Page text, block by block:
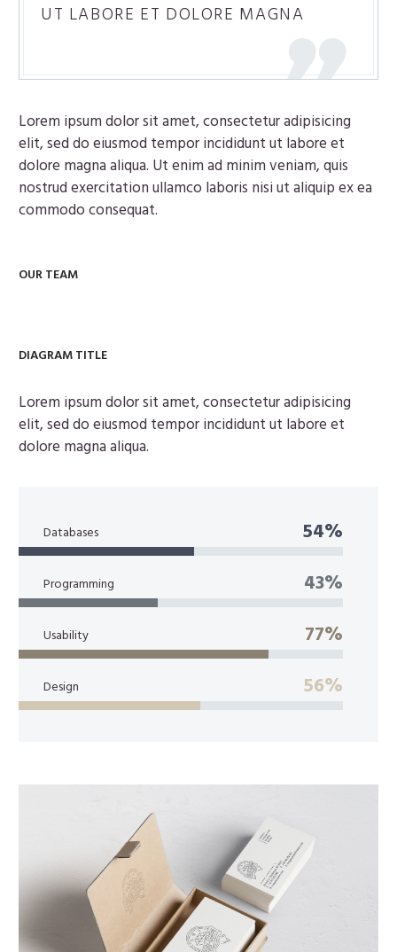
UT LABORE ET DOLORE MAGNA
Lorem ipsum dolor sit amet, consectetur adipisicing
elit, sed do eiusmod tempor incididunt ut labore et
dolore magna aliqua. Ut enim ad minim veniam, quis
nostrud exercitation ullamco laboris nisi ut aliquip ex ea
commodo consequat.
OUR TEAM
DIAGRAM TITLE
Lorem ipsum dolor sit amet, consectetur adipisicing
elit, sed do eiusmod tempor incididunt ut labore et
dolore magna aliqua.
Databases 54%
Programming 43%
Usability 77%
Design 56%